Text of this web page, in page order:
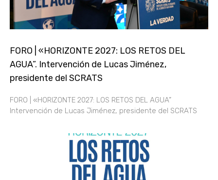
FORO | «HORIZONTE 2027: LOS RETOS DEL
AGUA”. Intervención de Lucas Jiménez,
presidente del SCRATS
FORO | «HORIZONTE 2027: LOS RETOS DEL AGUA”
Intervención de Lucas Jiménez, presidente del SCRATS